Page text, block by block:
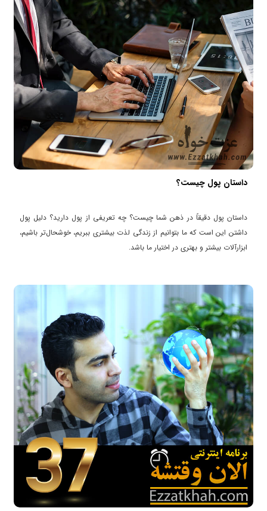
داستان پول چیست؟
داستان پول دقیقاً در ذهن شما چیست؟ چه تعریفی از پول دارید؟ دلیل پول
داشتن این است که ما بتوانیم از زندگی لذت بیشتری ببریم، خوشحال‌تر باشیم،
ابزارآلات بیشتر و بهتری در اختیار ما باشد.